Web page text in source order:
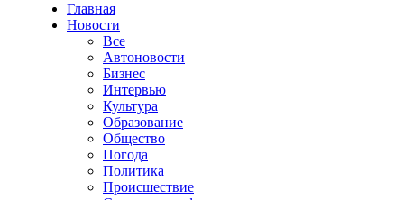
Главная
Новости
Все
Автоновости
Бизнес
Интервью
Культура
Образование
Общество
Погода
Политика
Происшествие